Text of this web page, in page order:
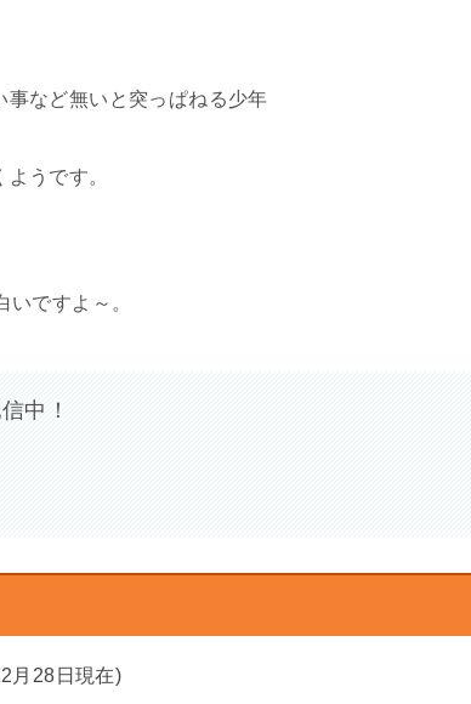
事など無いと突っぱねる少年
うです。
ですよ～。
中！
月28日現在)